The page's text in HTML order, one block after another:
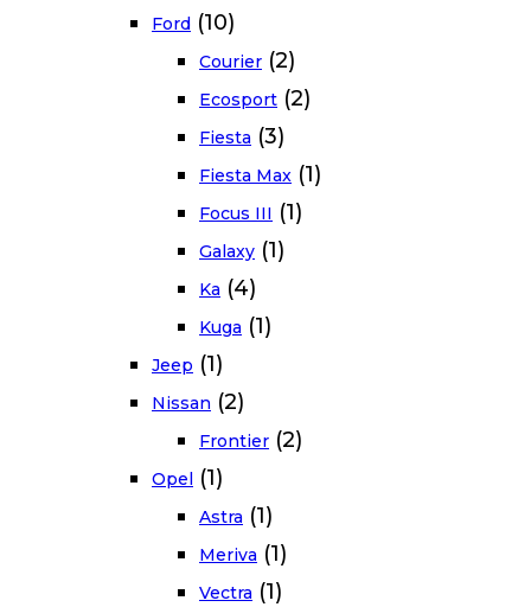
Ford (10)
Courier (2)
Ecosport (2)
Fiesta (3)
Fiesta Max (1)
Focus III (1)
Galaxy (1)
Ka (4)
Kuga (1)
Jeep (1)
Nissan (2)
Frontier (2)
Opel (1)
Astra (1)
Meriva (1)
Vectra (1)